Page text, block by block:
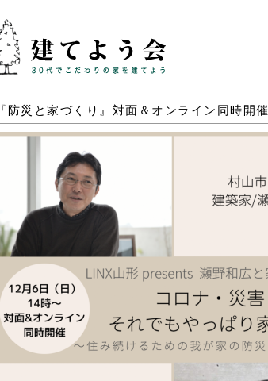
『防災と家づくり』対面＆オンライン同時開